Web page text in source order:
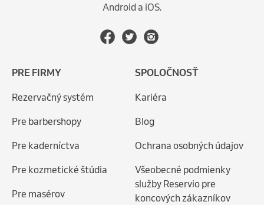
Android a iOS.
PRE FIRMY
Rezervačný systém
Pre barbershopy
Pre kaderníctva
Pre kozmetické štúdia
Pre masérov
SPOLOČNOSŤ
Kariéra
Blog
Ochrana osobných údajov
Všeobecné podmienky
služby Reservio pre
koncových zákazníkov